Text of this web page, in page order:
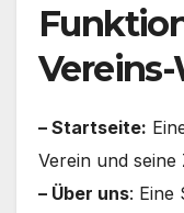
– Startseite:
Verein und seine
– Über uns: Eine